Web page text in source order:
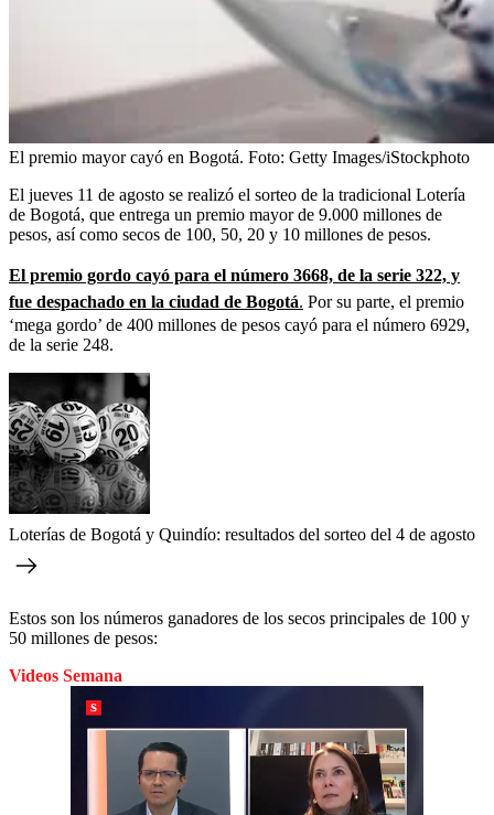
El premio mayor cayó en Bogotá. Foto: Getty Images/iStockphoto
El jueves 11 de agosto se realizó el sorteo de la tradicional Lotería
de Bogotá, que entrega un premio mayor de 9.000 millones de
pesos, así como secos de 100, 50, 20 y 10 millones de pesos.
El premio gordo cayó para el número 3668, de la serie 322, y
fue despachado en la ciudad de Bogotá. Por su parte, el premio
‘mega gordo’ de 400 millones de pesos cayó para el número 6929,
de la serie 248.
Loterías de Bogotá y Quindío: resultados del sorteo del 4 de agosto
Estos son los números ganadores de los secos principales de 100 y
50 millones de pesos:
Videos Semana